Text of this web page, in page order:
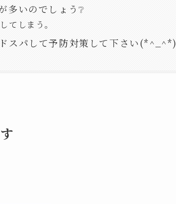
多いのでしょう❔
てしまう。
スパして予防対策して下さい(*^_^*)